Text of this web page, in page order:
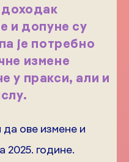
доходак
и допуне су
је потребно
измене
у пракси, али и
ове измене и
2025. године.